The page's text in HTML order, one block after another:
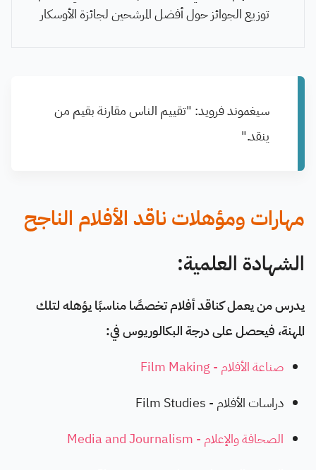
توزيع الجوائز حول أفضل المرشحين لجائزة الأوسكار
سيغموند فرويد: "تقييم الناس مقارنة بقيم من
ينقد."
مهارات ومؤهلات ناقد الأفلام الناجح
الشهادة العلمية:
يدرس من يعمل كناقد أفلام تخصصًا مناسبًا يؤهله لتلك
المهنة، فيحصل على درجة البكالوريوس في:
صناعة الأفلام - Film Making
دراسات الأفلام - Film Studies
الصحافة والإعلام - Media and Journalism